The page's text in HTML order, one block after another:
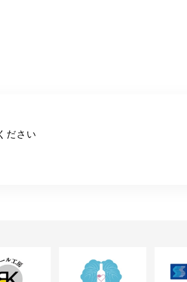
ださい